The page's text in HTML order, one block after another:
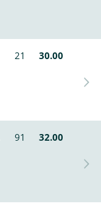
21 30.00
91 32.00